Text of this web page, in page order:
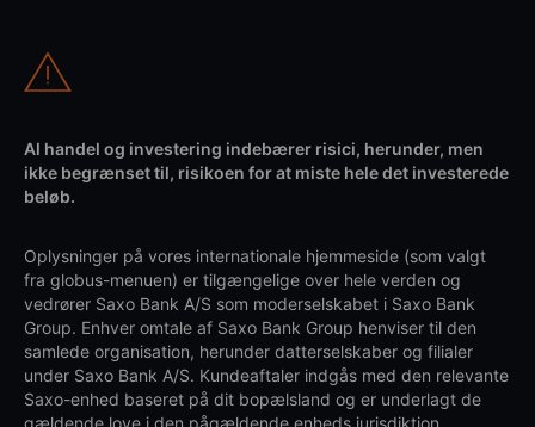
Al handel og investering indebærer risici, herunder, men
ikke begrænset til, risikoen for at miste hele det investerede
beløb.
Oplysninger på vores internationale hjemmeside (som valgt
fra globus-menuen) er tilgængelige over hele verden og
vedrører Saxo Bank A/S som moderselskabet i Saxo Bank
Group. Enhver omtale af Saxo Bank Group henviser til den
samlede organisation, herunder datterselskaber og filialer
under Saxo Bank A/S. Kundeaftaler indgås med den relevante
Saxo-enhed baseret på dit bopælsland og er underlagt de